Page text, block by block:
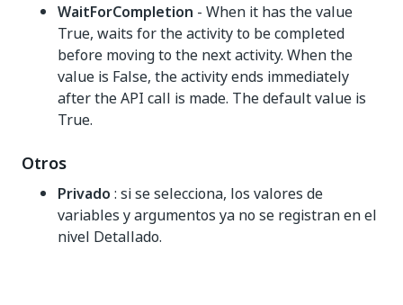
WaitForCompletion - When it has the value
True, waits for the activity to be completed
before moving to the next activity. When the
value is False, the activity ends immediately
after the API call is made. The default value is
True.
Otros
Privado : si se selecciona, los valores de
variables y argumentos ya no se registran en el
nivel Detallado.